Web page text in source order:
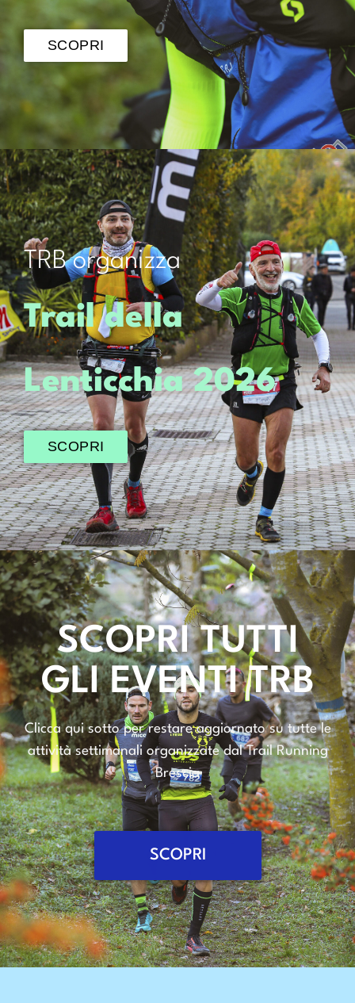
SCOPRI
TRB organizza
Trail della
Lenticchia 2026
SCOPRI
SCOPRI TUTTI
GLI EVENTI TRB
Clicca qui sotto per restare aggiornato su tutte le
attività settimanali organizzate dal Trail Running
Brescia
SCOPRI